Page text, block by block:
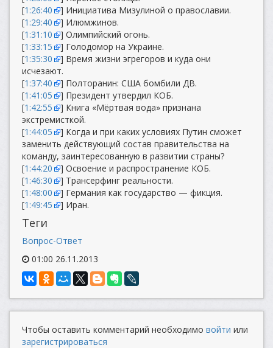
[1:26:40
] Инициатива Мизулиной о православии.
[1:29:40
] Илюмжинов.
[1:31:10
] Олимпийский огонь.
[1:33:15
] Голодомор на Украине.
[1:35:30
] Время жизни эгрегоров и куда они
исчезают.
[1:37:40
] Полторанин: США бомбили ДВ.
[1:41:05
] Президент утвердил КОБ.
[1:42:55
] Книга «Мёртвая вода» признана
экстремисткой.
[1:44:05
] Когда и при каких условиях Путин сможет
заменить действующий состав правительства на
команду, заинтересованную в развитии страны?
[1:44:20
] Освоение и распространение КОБ.
[1:46:30
] Трансерфинг реальности.
[1:48:00
] Германия как государство — фикция.
[1:49:45 ] Иран.
Теги
Вопрос-Ответ
01:00 26.11.2013
Чтобы оставить комментарий необходимо войти или
зарегистрироваться